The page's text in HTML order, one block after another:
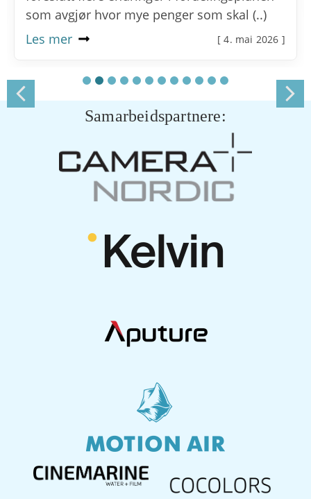
som avgjør hvor mye penger som skal (..)
[ 4. mai 2026 ]
Les mer
Samarbeidspartnere: